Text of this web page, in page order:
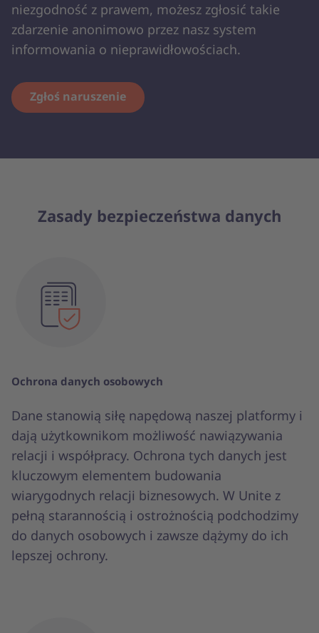
niezgodność z prawem, możesz zgłosić takie
zdarzenie anonimowo przez nasz system
informowania o nieprawidłowościach.
Zgłoś naruszenie
Zasady bezpieczeństwa danych
Ochrona danych osobowych
Dane stanowią siłę napędową naszej platformy i
dają użytkownikom możliwość nawiązywania
relacji i współpracy. Ochrona tych danych jest
kluczowym elementem budowania
wiarygodnych relacji biznesowych. W Unite z
pełną starannością i ostrożnością podchodzimy
do danych osobowych i zawsze dążymy do ich
lepszej ochrony.